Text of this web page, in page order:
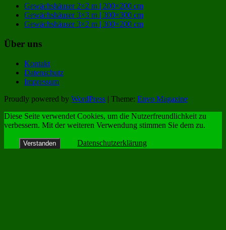
Gewächshäuser 2×2 m | 200×200 cm
Gewächshäuser 3×3 m | 300×300 cm
Gewächshäuser 3×2 m | 300×200 cm
Über uns
Kontakt
Datenschutz
Impressum
Proudly powered by WordPress | Theme: Envo Magazine
Diese Seite verwendet Cookies, um die Nutzerfreundlichkeit zu
verbessern. Mit der weiteren Verwendung stimmen Sie dem zu.
Verstanden Datenschutzerklärung